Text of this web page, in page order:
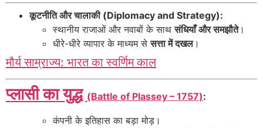
कूटनीति और चालाकी (Diplomacy and Strategy):
स्थानीय राजाओं और नवाबों के साथसंधियाँ और समझौते।
धीरे-धीरे व्यापार के माध्यम सेसत्ता में दखल।
मौर्य साम्राज्य: भारत का स्वर्णिम काल
प्लासी का युद्ध (Battle of Plassey – 1757):
कंपनी के इतिहास का बड़ा मोड़।